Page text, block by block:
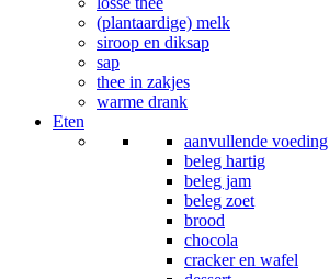
(plantaardige) melk
siroop en diksap
sap
thee in zakjes
warme drank
Eten
aanvullende voeding
beleg hartig
beleg jam
beleg zoet
brood
chocola
cracker en wafel